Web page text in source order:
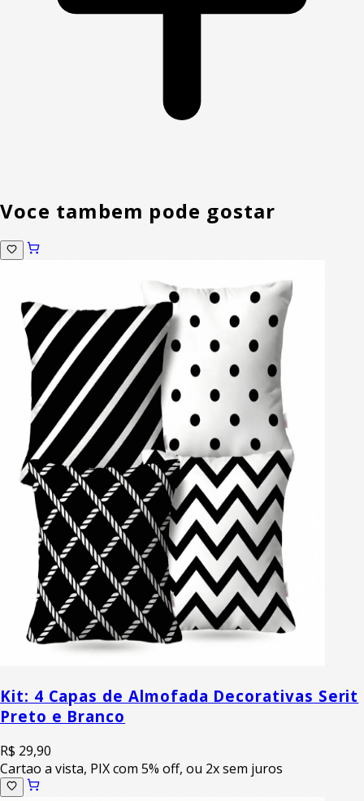
Voce tambem pode gostar
Kit: 4 Capas de Almofada Decorativas Serit
Preto e Branco
R$ 29,90
Cartao a vista, PIX com 5% off, ou 2x sem juros